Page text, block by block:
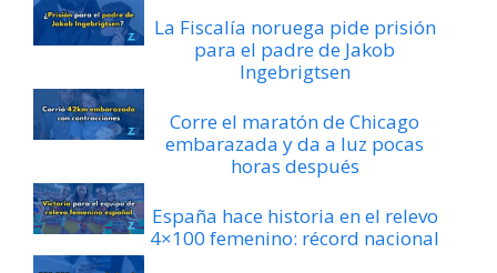
La Fiscalía noruega pide prisión
para el padre de Jakob
Ingebrigtsen
Corre el maratón de Chicago
embarazada y da a luz pocas
horas después
España hace historia en el relevo
4×100 femenino: récord nacional